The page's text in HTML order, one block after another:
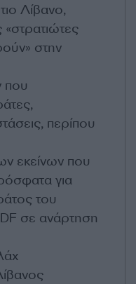
Λίβανο,
στην
που
περίπου
εκείνων που
για
του
σε ανάρτηση